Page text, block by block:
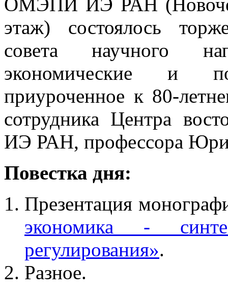
этаж) состоялось
совета научного
экономические и
приуроченное к 80-
сотрудника Центра
ИЭ РАН, профессора
Повестка дня:
Презентация
экономика -
регулирования».
Разное.